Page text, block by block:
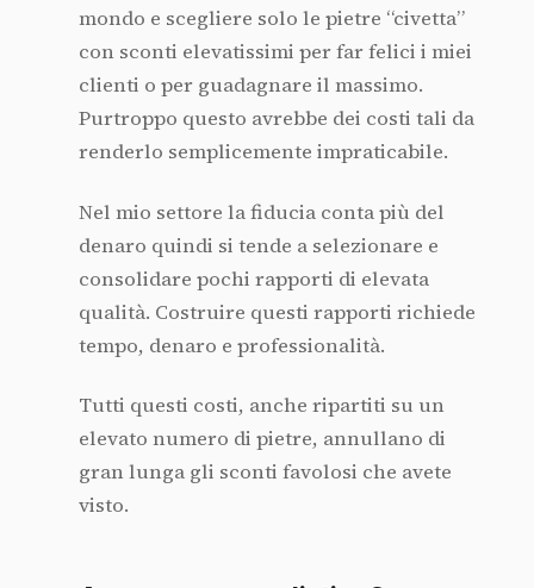
mondo e scegliere solo le pietre “civetta”
con sconti elevatissimi per far felici i miei
clienti o per guadagnare il massimo.
Purtroppo questo avrebbe dei costi tali da
renderlo semplicemente impraticabile.
Nel mio settore la fiducia conta più del
denaro quindi si tende a selezionare e
consolidare pochi rapporti di elevata
qualità. Costruire questi rapporti richiede
tempo, denaro e professionalità.
Tutti questi costi, anche ripartiti su un
elevato numero di pietre, annullano di
gran lunga gli sconti favolosi che avete
visto.